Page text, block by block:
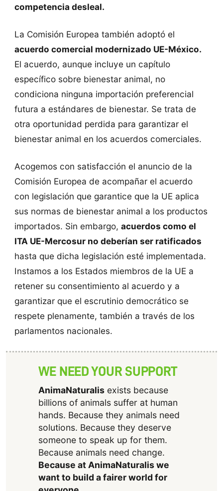
competencia desleal.
La Comisión Europea también adoptó el
acuerdo comercial modernizado UE-México.
El acuerdo, aunque incluye un capítulo
específico sobre bienestar animal, no
condiciona ninguna importación preferencial
futura a estándares de bienestar. Se trata de
otra oportunidad perdida para garantizar el
bienestar animal en los acuerdos comerciales.
Acogemos con satisfacción el anuncio de la
Comisión Europea de acompañar el acuerdo
con legislación que garantice que la UE aplica
sus normas de bienestar animal a los productos
importados. Sin embargo, acuerdos como el
ITA UE-Mercosur no deberían ser ratificados
hasta que dicha legislación esté implementada.
Instamos a los Estados miembros de la UE a
retener su consentimiento al acuerdo y a
garantizar que el escrutinio democrático se
respete plenamente, también a través de los
parlamentos nacionales.
WE NEED YOUR SUPPORT
AnimaNaturalisexists because
billions of animals suffer at human
hands. Because they animals need
solutions. Because they deserve
someone to speak up for them.
Because animals need change.
Because at AnimaNaturalis we
want to build a fairer world for